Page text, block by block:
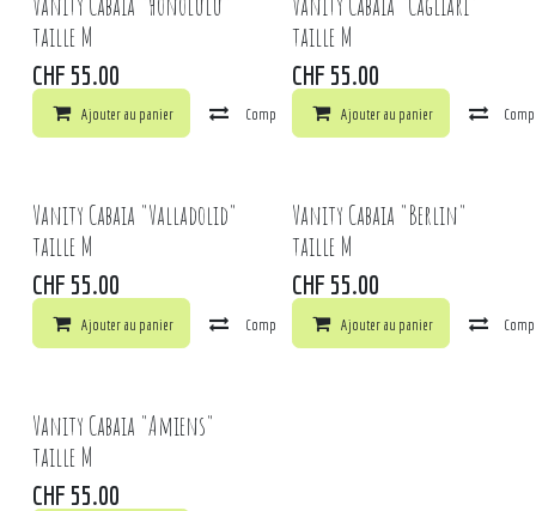
taille M
CHF 55.00
Ajouter au panier Comparer Ajouter à la liste de souhaits
taille M
CHF 55.00
Ajouter au panier
Vanity Cabaia "Valladolid"
taille M
CHF 55.00
Ajouter au panier Comparer Ajouter à la liste de souhaits
Vanity Cabaia "Berlin"
taille M
CHF 55.00
Ajouter au panier
Vanity Cabaia "Amiens"
taille M
CHF 55.00